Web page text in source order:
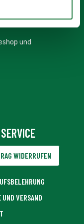
und
WIDERRUFEN
UND VERSAND